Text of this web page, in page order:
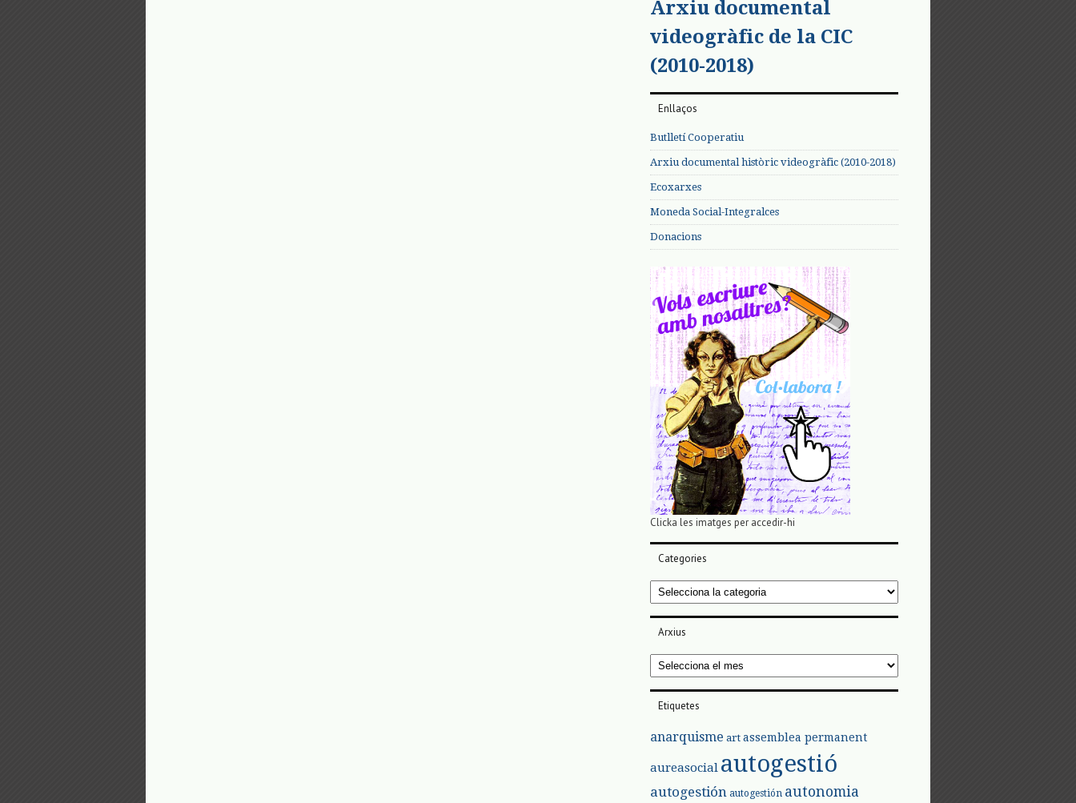
Arxiu documental
videogràfic de la CIC
(2010-2018)
Enllaços
Butlletí Cooperatiu
Arxiu documental històric videogràfic (2010-2018)
Ecoxarxes
Moneda Social-Integralces
Donacions
Clicka les imatges per accedir-hi
Categories
Categories
Arxius
Arxius
Etiquetes
anarquisme art assemblea permanent
aureasocial autogestió
autogestión autogestión autonomia